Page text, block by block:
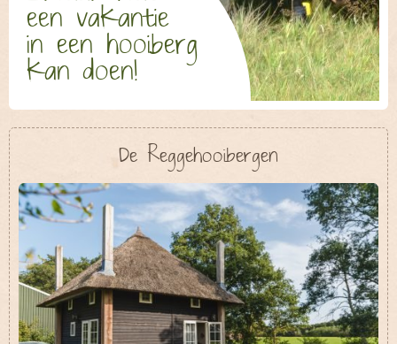
Contact
een vakantie
in een hooiberg
kan doen!
De Reggehooibergen